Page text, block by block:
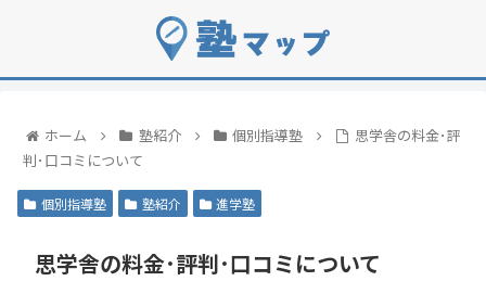
ホーム 塾紹介 個別指導塾
思学舎の料金･評
判･口コミについて
個別指導塾 塾紹介 進学塾
思学舎の料金･評判･口コミについて